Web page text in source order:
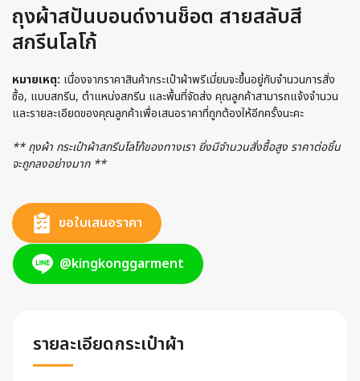
ถุงผ้าสปันบอนด์งานช็อต สายสลับสี
สกรีนโลโก้
หมายเหตุ: เนื่องจากราคาสินค้ากระเป๋าผ้าพรีเมี่ยมจะขึ้นอยู่กับจำนวนการสั่ง
ซื้อ, แบบสกรีน, ตำแหน่งสกรีน และพื้นที่จัดส่ง คุณลูกค้าสามารถแจ้งจำนวน
และรายละเอียดของคุณลูกค้าเพื่อเสนอราคาที่ถูกต้องให้อีกครั้งนะคะ
** ถุงผ้า กระเป๋าผ้าสกรีนโลโก้ของทางเรา ยิ่งมีจำนวนสั่งซื้อสูง ราคาต่อชิ้น
จะถูกลงอย่างมาก **
ขอใบเสนอราคา
@kingkonggarment
รายละเอียดกระเป๋าผ้า